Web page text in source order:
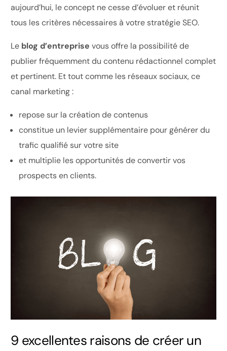
aujourd’hui, le concept ne cesse d’évoluer et réunit
tous les critères nécessaires à votre stratégie SEO.
Le blog d’entreprise vous offre la possibilité de
publier fréquemment du contenu rédactionnel complet
et pertinent. Et tout comme les réseaux sociaux, ce
canal marketing :
repose sur la création de contenus
constitue un levier supplémentaire pour générer du
trafic qualifié sur votre site
et multiplie les opportunités de convertir vos
prospects en clients.
9 excellentes raisons de créer un